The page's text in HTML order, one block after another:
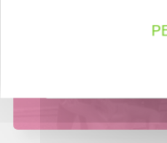
projet